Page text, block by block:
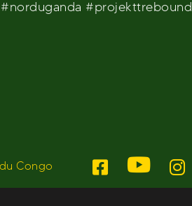
#projekttrebound
Congo